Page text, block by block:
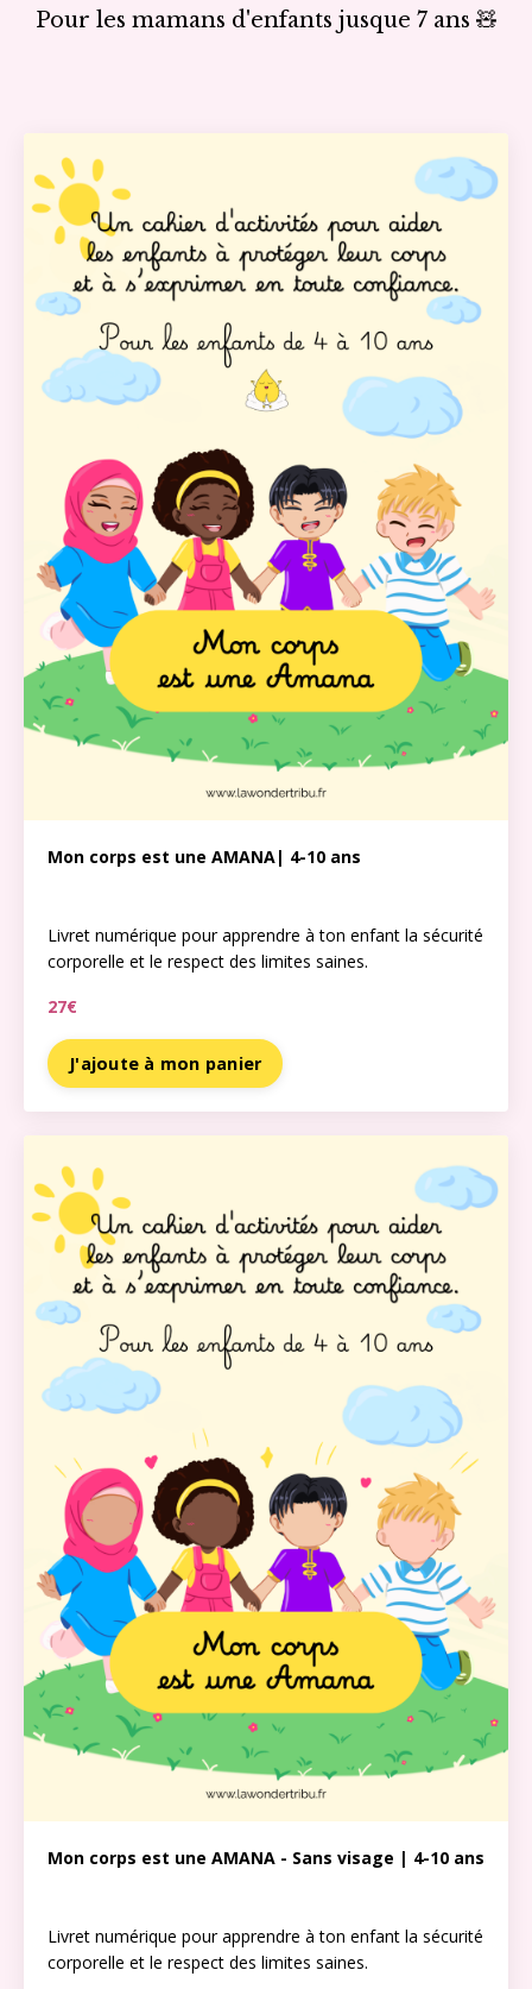
Pour les mamans d'enfants jusque 7 ans 🧸
Mon corps est une AMANA| 4-10 ans
Livret numérique pour apprendre à ton enfant la sécurité
corporelle et le respect des limites saines.
27€
J'ajoute à mon panier
Mon corps est une AMANA - Sans visage | 4-10 ans
Livret numérique pour apprendre à ton enfant la sécurité
corporelle et le respect des limites saines.